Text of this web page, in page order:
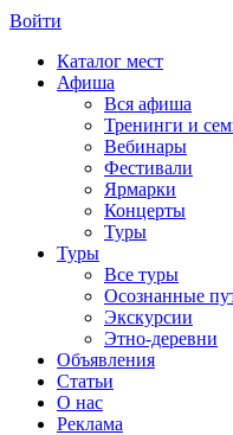
Войти
Каталог мест
Афиша
Вся афиша
Тренинги и
Вебинары
Фестивали
Ярмарки
Концерты
Туры
Туры
Все туры
Осознанные
Экскурсии
Этно-деревни
Объявления
Статьи
О нас
Реклама